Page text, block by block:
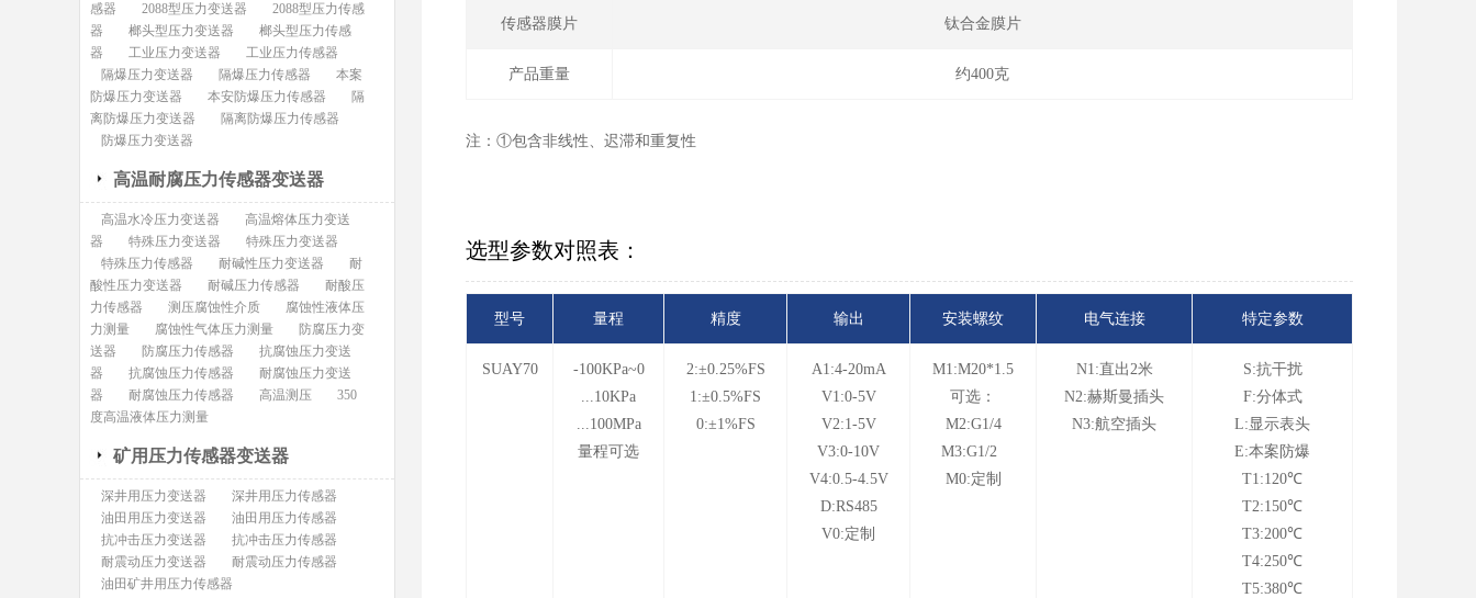
传感器膜片 钛合金膜片
产品重量 约400克
注：①包含非线性、迟滞和重复性
选型参数对照表：
型号 量程 精度 输出 安装螺纹 电气连接 特定参数
SUAY70
-100KPa~0
...10KPa
...100MPa
量程可选
2:±0.25%FS
1:±0.5%FS
0:±1%FS
A1:4-20mA
V1:0-5V
V2:1-5V
V3:0-10V
V4:0.5-4.5V
D:RS485
V0:定制
M1:M20*1.5
可选：
M2:G1/4
M3:G1/2
M0:定制
N1:直出2米
N2:赫斯曼插头
N3:航空插头
S:抗干扰
F:分体式
L:显示表头
E:本案防爆
T1:120℃
T2:150℃
T3:200℃
T4:250℃
T5:380℃
感器
2088型压力变送器
2088型压力传感
器
榔头型压力变送器
榔头型压力传感
器
工业压力变送器
工业压力传感器
隔爆压力变送器
隔爆压力传感器
本案
防爆压力变送器
本安防爆压力传感器
隔
离防爆压力变送器
隔离防爆压力传感器
防爆压力变送器
高温耐腐压力传感器变送器
高温水冷压力变送器
高温熔体压力变送
器
特殊压力变送器
特殊压力变送器
特殊压力传感器
耐碱性压力变送器
耐
酸性压力变送器
耐碱压力传感器
耐酸压
力传感器
测压腐蚀性介质
腐蚀性液体压
力测量
腐蚀性气体压力测量
防腐压力变
送器
防腐压力传感器
抗腐蚀压力变送
器
抗腐蚀压力传感器
耐腐蚀压力变送
器
耐腐蚀压力传感器 高温测压
350
度高温液体压力测量
矿用压力传感器变送器
深井用压力变送器
深井用压力传感器
油田用压力变送器
油田用压力传感器
抗冲击压力变送器
抗冲击压力传感器
耐震动压力变送器
耐震动压力传感器
油田矿井用压力传感器